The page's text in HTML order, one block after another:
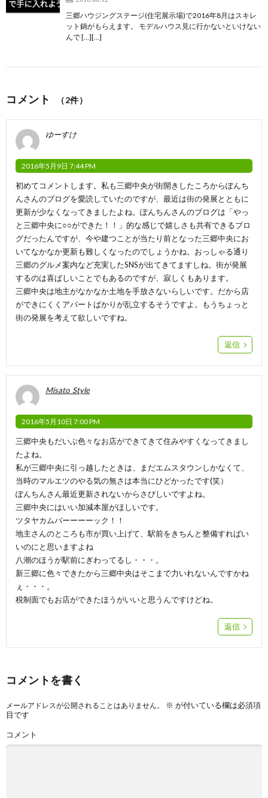
三郷ハウジングステージ(住宅展示場)で2016年8月はスキレ
ット鍋がもらえます。 モデルハウス見に行かないといけない
んで […][…]
コメント （2件）
ゆーすけ
2016年5月9日 7:44 PM
初めてコメントします。私も三郷中央が街開きしたころからぽんち
んさんのブログを愛読していたのですが、最近は街の発展とともに
更新が少なくなってきましたよね。ぽんちんさんのブログは「やっ
と三郷中央に○○ができた！！」的な感じで嬉しさも共有できるブロ
グだったんですが、今や建つことが当たり前となった三郷中央にお
いてなかなか更新も難しくなったのでしょうかね。おっしゃる通り
三郷のグルメ案内など充実したSNSが出てきてますしね。街が発展
するのは喜ばしいことでもあるのですが、寂しくもあります。
三郷中央は地主がなかなか土地を手放さないらしいです。だから店
ができにくくアパートばかりが乱立するそうですよ。もうちょっと
街の発展を考えて欲しいですね。
返信
Misato_Style
2016年5月10日 7:00 PM
三郷中央もだいぶ色々なお店ができてきて住みやすくなってきまし
たよね。
私が三郷中央に引っ越したときは、まだエムスタウンしかなくて、
当時のマルエツのやる気の無さは本当にひどかったです(笑）
ぽんちんさん最近更新されないからさびしいですよね。
三郷中央にはいい加減本屋がほしいです。
ツタヤカムバーーーーック！！
地主さんのところも市が買い上げて、駅前をきちんと整備すればい
いのにと思いますよね
八潮のほうが駅前にぎわってるし・・・。
新三郷に色々できたから三郷中央はそこまで力いれないんですかね
ぇ・・・。
税制面でもお店ができたほうがいいと思うんですけどね。
返信
コメントを書く
メールアドレスが公開されることはありません。 ※ が付いている欄は必須項
目です
コメント